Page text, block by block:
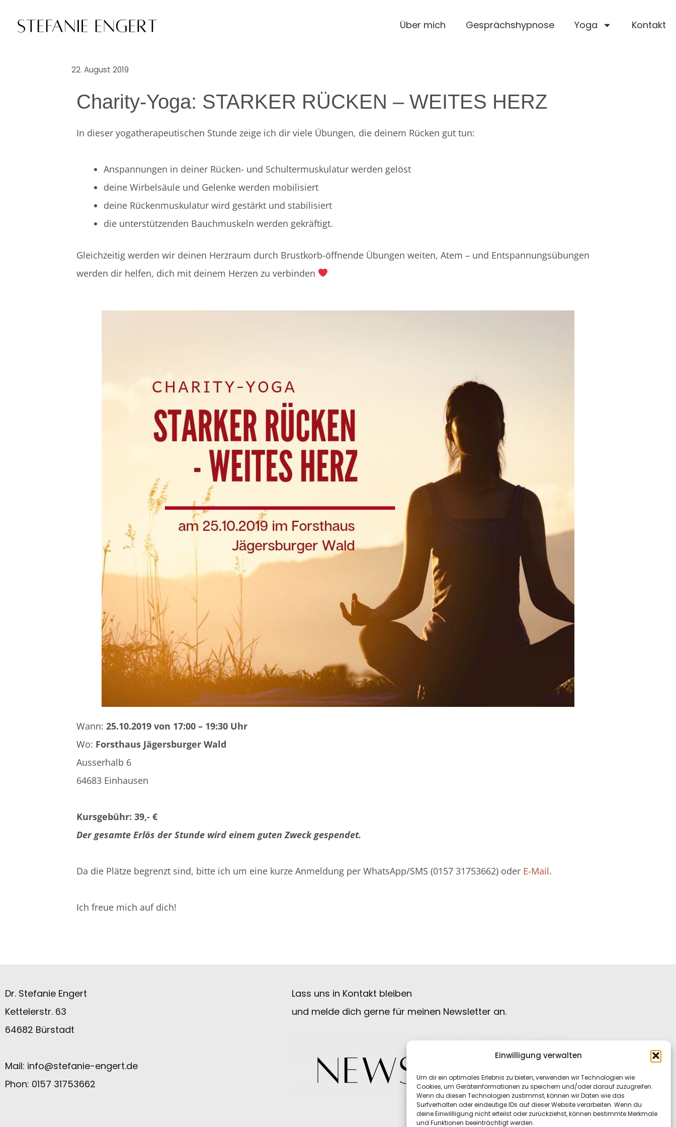
Einwilligung verwalten
Um dir ein optimales Erlebnis zu bieten, verwenden wir Technologien wie
Cookies, um Geräteinformationen zu speichern und/oder darauf zuzugreifen.
Wenn du diesen Technologien zustimmst, können wir Daten wie das
Surfverhalten oder eindeutige IDs auf dieser Website verarbeiten. Wenn du
deine Einwillligung nicht erteilst oder zurückziehst, können bestimmte Merkmale
und Funktionen beeinträchtigt werden.
Über mich Gesprächshypnose Yoga Kontakt
22. August 2019
Charity-Yoga: STARKER RÜCKEN – WEITES HERZ
In dieser yogatherapeutischen Stunde zeige ich dir viele Übungen, die deinem Rücken gut tun:
Anspannungen in deiner Rücken- und Schultermuskulatur werden gelöst
deine Wirbelsäule und Gelenke werden mobilisiert
deine Rückenmuskulatur wird gestärkt und stabilisiert
die unterstützenden Bauchmuskeln werden gekräftigt.
Gleichzeitig werden wir deinen Herzraum durch Brustkorb-öffnende Übungen weiten, Atem – und Entspannungsübungen
werden dir helfen, dich mit deinem Herzen zu verbinden
Wann: 25.10.2019 von 17:00 – 19:30 Uhr
Wo: Forsthaus Jägersburger Wald
Ausserhalb 6
64683 Einhausen
Kursgebühr: 39,- €
Der gesamte Erlös der Stunde wird einem guten Zweck gespendet.
Da die Plätze begrenzt sind, bitte ich um eine kurze Anmeldung per WhatsApp/SMS (0157 31753662) oder E-Mail.
Ich freue mich auf dich!
Dr. Stefanie Engert
Kettelerstr. 63
64682 Bürstadt
Mail: info@stefanie-engert.de
Phon: 0157 31753662
Lass uns in Kontakt bleiben
und melde dich gerne für meinen Newsletter an.